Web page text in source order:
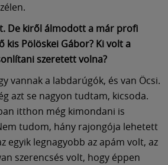
De kiről álmodott a már profi
kis Pölöskei Gábor? Ki volt a
szeretett volna?
vannak a labdarúgók, és van Öcsi.
azt se nagyon tudtam, kicsoda.
itthon még kimondani is
tudom, hány rajongója lehetett
egyik legnagyobb az apám volt, az
szerencsés volt, hogy éppen